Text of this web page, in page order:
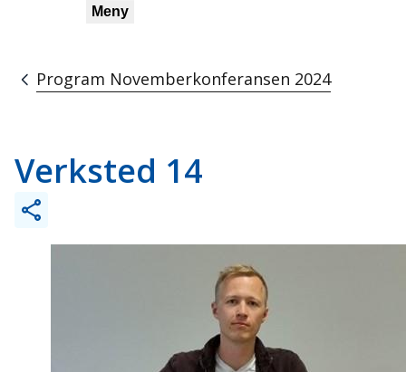
Meny
Navigasjonssti
Program Novemberkonferansen 2024
Verksted 14